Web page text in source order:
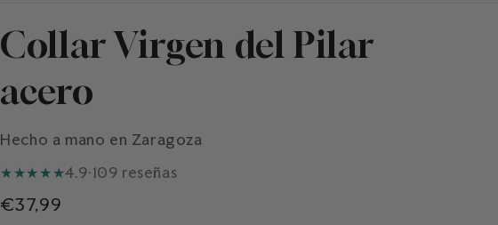
Collar Virgen del Pilar
acero
Hecho a mano en Zaragoza
★★★★★4.9·109 reseñas
Precio
€37,99